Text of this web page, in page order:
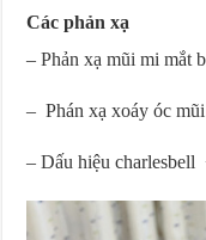
Các phản xạ
– Phản xạ mũi mi mắt
– Phán xạ xoáy óc
– Dấu hiệu charlesbell